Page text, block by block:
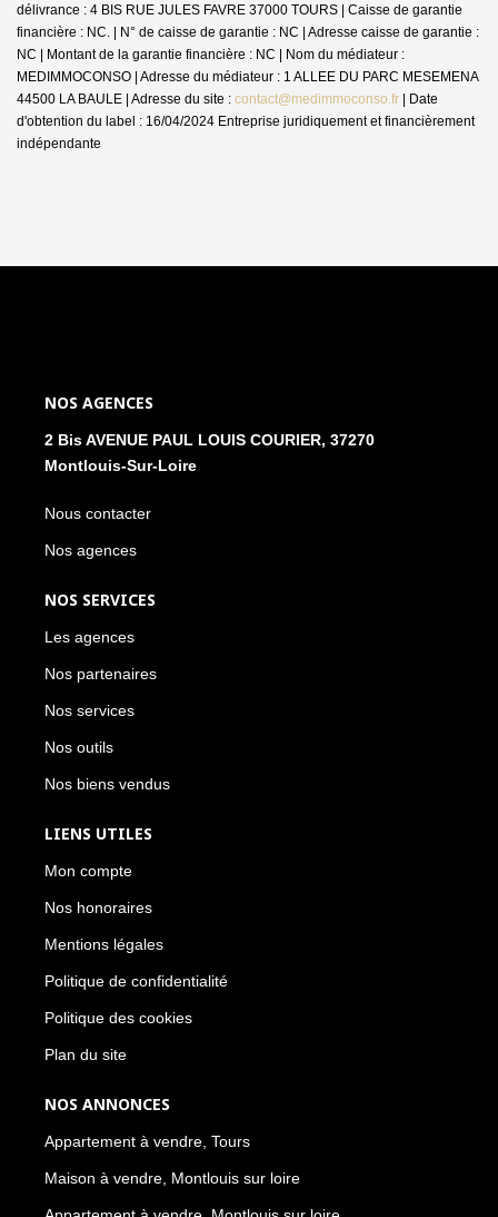
délivrance : 4 BIS RUE JULES FAVRE 37000 TOURS | Caisse de garantie
financière : NC. | N° de caisse de garantie : NC | Adresse caisse de garantie :
NC | Montant de la garantie financière : NC | Nom du médiateur :
MEDIMMOCONSO | Adresse du médiateur : 1 ALLEE DU PARC MESEMENA
44500 LA BAULE | Adresse du site : contact@medimmoconso.fr | Date
d'obtention du label : 16/04/2024 Entreprise juridiquement et financièrement
indépendante
NOS AGENCES
2 Bis AVENUE PAUL LOUIS COURIER, 37270
Montlouis-Sur-Loire
Nous contacter
Nos agences
NOS SERVICES
Les agences
Nos partenaires
Nos services
Nos outils
Nos biens vendus
LIENS UTILES
Mon compte
Nos honoraires
Mentions légales
Politique de confidentialité
Politique des cookies
Plan du site
NOS ANNONCES
Appartement à vendre, Tours
Maison à vendre, Montlouis sur loire